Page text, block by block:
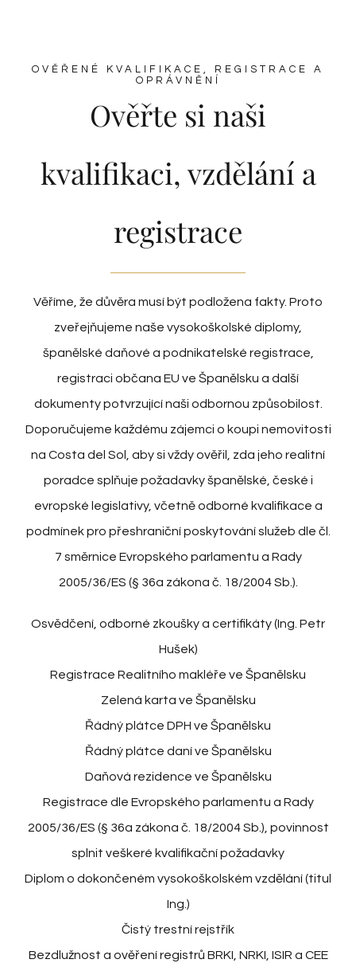
OVĚŘENÉ KVALIFIKACE, REGISTRACE A
OPRÁVNĚNÍ
Ověřte si naši
kvalifikaci, vzdělání a
registrace
Věříme, že důvěra musí být podložena fakty. Proto
zveřejňujeme naše vysokoškolské diplomy,
španělské daňové a podnikatelské registrace,
registraci občana EU ve Španělsku a další
dokumenty potvrzující naši odbornou způsobilost.
Doporučujeme každému zájemci o koupi nemovitosti
na Costa del Sol, aby si vždy ověřil, zda jeho realitní
poradce splňuje požadavky španělské, české i
evropské legislativy, včetně odborné kvalifikace a
podmínek pro přeshraniční poskytování služeb dle čl.
7 směrnice Evropského parlamentu a Rady
2005/36/ES (§ 36a zákona č. 18/2004 Sb.).
Osvědčení, odborné zkoušky a certifikáty (Ing. Petr
Hušek)
Registrace Realitního makléře ve Španělsku
Zelená karta ve Španělsku
Řádný plátce DPH ve Španělsku
Řádný plátce daní ve Španělsku
Daňová rezidence ve Španělsku
Registrace dle Evropského parlamentu a Rady
2005/36/ES (§ 36a zákona č. 18/2004 Sb.), povinnost
splnit veškeré kvalifikační požadavky
Diplom o dokončeném vysokoškolském vzdělání (titul
Ing.)
Čistý trestní rejstřík
Bezdlužnost a ověření registrů BRKI, NRKI, ISIR a CEE